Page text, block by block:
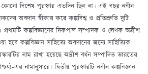
কোনো বিশেষ পুরস্কার এতদিন ছিল না। এই বছর নবীন
অবদান স্বীকার করে কল্পবিশ্ব ও প্রতিশ্রুতি দুটি
কল্পবিজ্ঞানের দিকপাল সম্পাদক ও লেখক অদ্রীশ
হবে কল্পবিজ্ঞান সাহিত্যে অবদানের জন্যে সাহিত্যিক
নাম রাখা হয়েছে অদ্রীশ বর্ধন সম্পাদিত ভারতের
এর নামানুসারে। দ্বিতীয় পুরস্কারটি নবীন কল্পবিজ্ঞান